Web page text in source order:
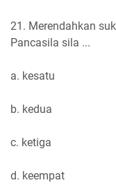
21. Merendahkan
Pancasila sila ...
a. kesatu
b. kedua
c. ketiga
d. keempat